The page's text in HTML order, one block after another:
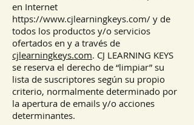
en Internet
https://www.cjlearningkeys.com/ y de
todos los productos y/o servicios
ofertados en y a través de
cjlearningkeys.com. CJ LEARNING KEYS
se reserva el derecho de “limpiar” su
lista de suscriptores según su propio
criterio, normalmente determinado por
la apertura de emails y/o acciones
determinantes.